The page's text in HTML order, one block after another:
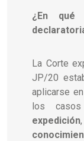
¿En
La Corte
JP/20
aplicarse
los
expedición,